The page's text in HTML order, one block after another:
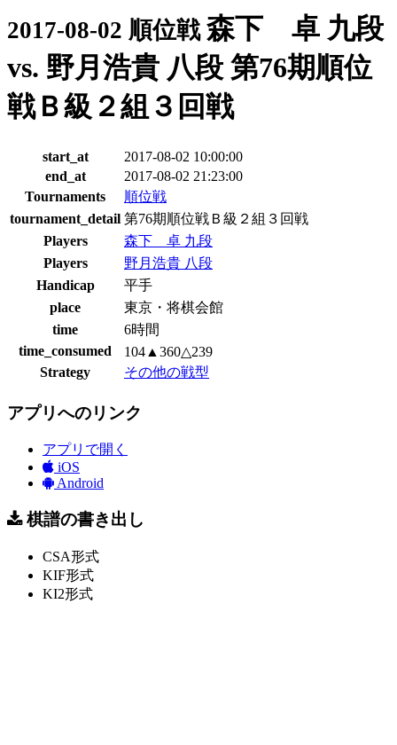
2017-08-02 順位戦 森下 卓 九段
vs. 野月浩貴 八段 第76期順位
戦Ｂ級２組３回戦
start_at
2017-08-02 10:00:00
end_at
2017-08-02 21:23:00
Tournaments
順位戦
tournament_detail 第76期順位戦Ｂ級２組３回戦
Players
森下 卓 九段
Players
野月浩貴 八段
Handicap
平手
place
東京・将棋会館
time
6時間
time_consumed
104▲360△239
Strategy
その他の戦型
アプリへのリンク
アプリで開く
iOS
Android
棋譜の書き出し
CSA形式
KIF形式
KI2形式